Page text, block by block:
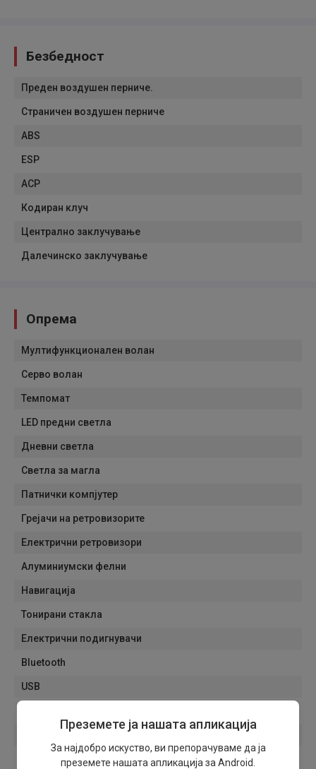
Безбедност
Преден воздушен перниче.
Страничен воздушен перниче
ABS
ESP
АСР
Кодиран клуч
Централно заклучување
Далечинско заклучување
Опрема
Мултифункционален волан
Серво волан
Темпомат
LED предни светла
Дневни светла
Светла за магла
Патнички компјутер
Грејачи на ретровизорите
Електрични ретровизори
Алуминиумски фелни
Навигација
Тонирани стакла
Електрични подигнувачи
Bluetooth
USB
Мултимедија
Тврд диск
Преземете ја нашата апликација
За најдобро искуство, ви препорачуваме да ја
преземете нашата апликација за Android.